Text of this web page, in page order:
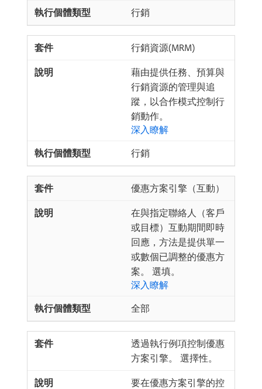
行銷
行銷資源(MRM)
藉由提供任務、預算與
行銷資源的管理與追
蹤，以合作模式控制行
銷動作。
深入瞭解
行銷
優惠方案引擎（互動）
在與指定聯絡人（客戶
或目標）互動期間即時
回應，方法是提供單一
或數個已調整的優惠方
案。 選填。
深入瞭解
全部
透過執行例項控制優惠
方案引擎。 選擇性。
要在優惠方案引擎的控